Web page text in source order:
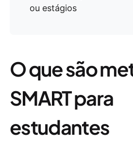
ou estágios
O que são
SMART para
estudantes